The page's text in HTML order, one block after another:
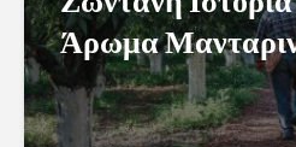
Άρωμα